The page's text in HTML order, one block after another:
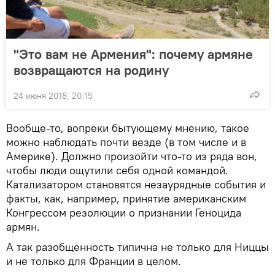
"Это вам не Армения": почему армяне
возвращаются на родину
24 июня 2018, 20:15
Вообще-то, вопреки бытующему мнению, такое
можно наблюдать почти везде (в том числе и в
Америке). Должно произойти что-то из ряда вон,
чтобы люди ощутили себя одной командой.
Катализатором становятся незаурядные события и
факты, как, например, принятие американским
Конгрессом резолюции о признании Геноцида
армян.
А так разобщенность типична не только для Ниццы
и не только для Франции в целом.